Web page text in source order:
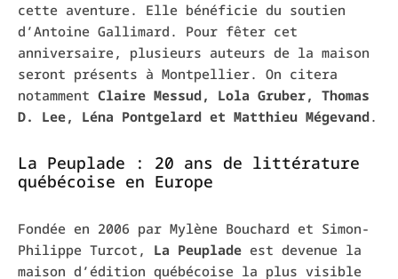
cette aventure. Elle bénéficie du soutien
d’Antoine Gallimard. Pour fêter cet
anniversaire, plusieurs auteurs de la maison
seront présents à Montpellier. On citera
notamment Claire Messud, Lola Gruber, Thomas
D. Lee, Léna Pontgelard et Matthieu Mégevand.
La Peuplade : 20 ans de littérature
québécoise en Europe
Fondée en 2006 par Mylène Bouchard et Simon-
Philippe Turcot, La Peuplade est devenue la
maison d’édition québécoise la plus visible